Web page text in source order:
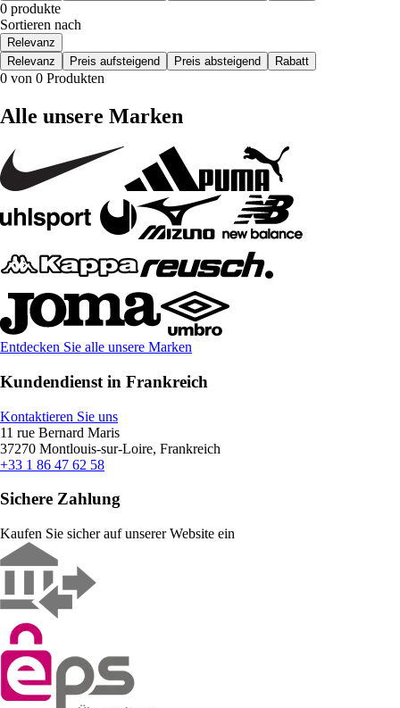
0 produkte
Sortieren nach
Relevanz
Relevanz
Preis aufsteigend Preis absteigend Rabatt
0 von 0 Produkten
Alle unsere Marken
Entdecken Sie alle unsere Marken
Kundendienst in Frankreich
Kontaktieren Sie uns
11 rue Bernard Maris
37270 Montlouis-sur-Loire, Frankreich
+33 1 86 47 62 58
Sichere Zahlung
Kaufen Sie sicher auf unserer Website ein